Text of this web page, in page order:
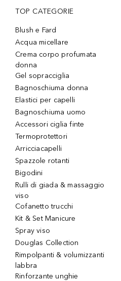
TOP CATEGORIE
Blush e Fard
Acqua micellare
Crema corpo profumata
donna
Gel sopracciglia
Bagnoschiuma donna
Elastici per capelli
Bagnoschiuma uomo
Accessori ciglia finte
Termoprotettori
Arricciacapelli
Spazzole rotanti
Bigodini
Rulli di giada & massaggio
viso
Cofanetto trucchi
Kit & Set Manicure
Spray viso
Douglas Collection
Rimpolpanti & volumizzanti
labbra
Rinforzante unghie